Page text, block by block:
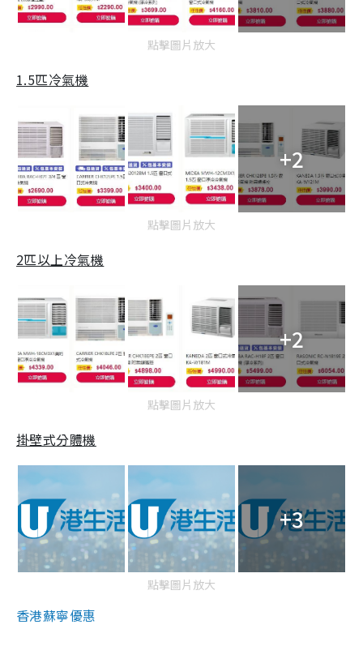
點擊圖片放大
1.5匹冷氣機
+2
點擊圖片放大
2匹以上冷氣機
+2
點擊圖片放大
掛壁式分體機
+3
點擊圖片放大
香港蘇寧優惠